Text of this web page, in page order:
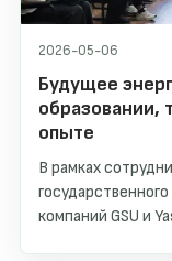
2026-05-06
Будущее
образовании,
опыте
В рамках
компаний GSU и